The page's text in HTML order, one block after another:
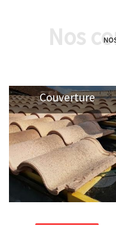
Nos
Couverture